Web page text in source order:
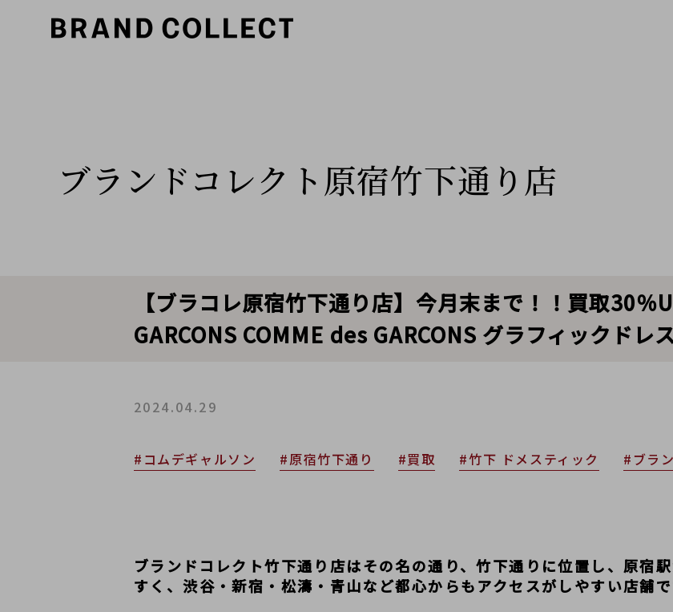
ブランドコレクト原宿竹下通り店
【ブラコレ原宿竹下通り店】今月末まで！！買取30
GARCONS COMME des GARCONS グラフィックドレ
2024.04.29
#コムデギャルソン #原宿竹下通り #買取 #竹下 ドメスティック #ブラ
ブランドコレクト竹下通り店はその名の通り、竹下通りに位置し、原宿
すく、渋谷・新宿・松濤・青山など都心からもアクセスがしやすい店舗で